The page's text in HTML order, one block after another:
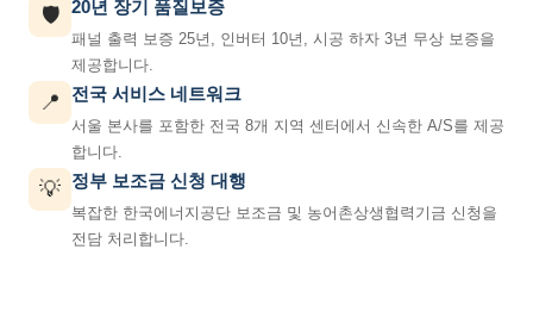
🛡️ 20년 장기 품질보증
패널 출력 보증 25년, 인버터 10년, 시공 하자 3년 무상 보증을
제공합니다.
📍 전국 서비스 네트워크
서울 본사를 포함한 전국 8개 지역 센터에서 신속한 A/S를 제공
합니다.
💡 정부 보조금 신청 대행
복잡한 한국에너지공단 보조금 및 농어촌상생협력기금 신청을
전담 처리합니다.